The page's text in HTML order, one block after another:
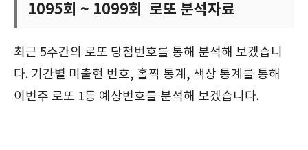
1095회 ~ 1099회 로또 분석자료
최근 5주간의 로또 당첨번호를 통해 분석해 보겠습니
다. 기간별 미출현 번호, 홀짝 통계, 색상 통계를 통해
이번주 로또 1등 예상번호를 분석해 보겠습니다.